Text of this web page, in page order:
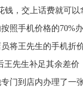
钱，交上话费就可
照手机价格的70%
王先生的手机折
王先生补足其余差价
到店内办理了一张